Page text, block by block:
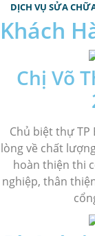
DỊCH VỤ SỬA
Khách
Chị Võ
Chủ biệt thự TP
lòng về chất
hoàn thiện thi
nghiệp, thân